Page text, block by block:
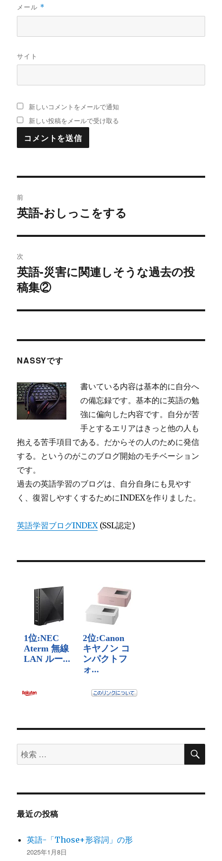
メール *
サイト
新しいコメントをメールで通知
新しい投稿をメールで受け取る
稿
ビ
ゲ
ー
シ
ン
前
過
の
投
稿:
英語-おしっこをする
次
次
の
稿:
英語-災害に関連しそうな過去の投
稿集②
NASSYです
書いている内容は基本的に自分へ
の備忘録です。基本的に英語の勉
強に偏向した内容です。自分が苦
手とするエリアはきっと他の人も
抱える苦手項目である。だからその人のために発信
する。というのがこのブログ開始のモチベーション
です。
過去の英語学習のブログは、自分自身にも見やす
く、復習しやすくするためにINDEXを作りました。
英語学習ブログINDEX(SSL認定)
検
索
象:
検
最近の投稿
英語-「Those+形容詞」の形
2025年1月8日